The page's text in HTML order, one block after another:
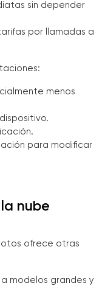
sin depender
por llamadas a
menos
para modificar
nube
ofrece otras
modelos grandes y